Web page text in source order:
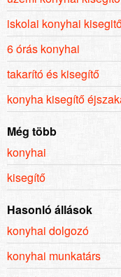
iskolai konyhai
6 órás konyhai
takarító és kisegítő
konyha kisegítő
Még több
konyhai
kisegítő
Hasonló állások
konyhai dolgozó
konyhai munkatárs